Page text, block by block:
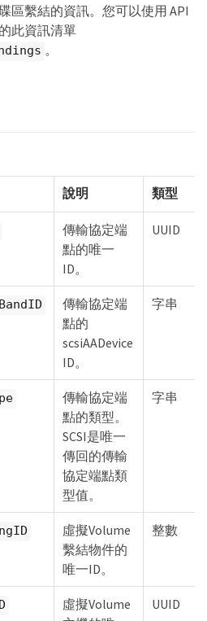
區繫結的資訊。您可以使用 API
此資訊清單
。
說明 類型
傳輸協定端
點的唯一
ID。
UUID
傳輸協定端
點的
scsiAADevice
ID。
字串
傳輸協定端
點的類型。
SCSI是唯一
傳回的傳輸
協定端點類
型值。
字串
虛擬Volume
繫結物件的
唯一ID。
整數
虛擬Volume
UUID